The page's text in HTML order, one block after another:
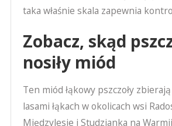
taka właśnie skala zapewnia
Zobacz, skąd
nosiły miód
Ten miód łąkowy pszczoły
lasami łąkach w okolicach wsi
Międzylesie i Studzianka na